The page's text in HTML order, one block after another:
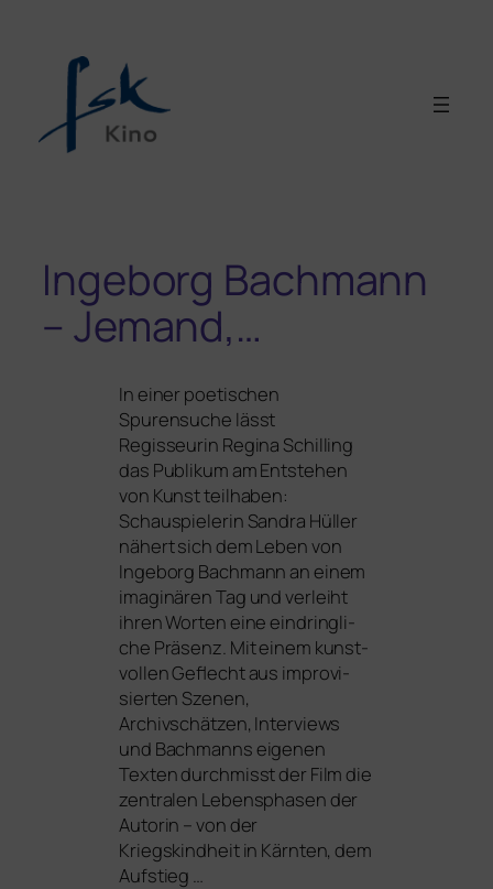
Ingeborg Bachmann
– Jemand,…
In einer poe­ti­schen
Spurensuche lässt
Regisseurin Regina Schilling
das Publikum am Entstehen
von Kunst teil­ha­ben:
Schauspielerin Sandra Hüller
nähert sich dem Leben von
Ingeborg Bachmann an einem
ima­gi­nä­ren Tag und ver­leiht
ihren Worten eine ein­dring­li­
che Präsenz. Mit einem kunst­
vol­len Geflecht aus impro­vi­
sier­ten Szenen,
Archivschätzen, Interviews
und Bachmanns eige­nen
Texten durch­misst der Film die
zen­tra­len Lebensphasen der
Autorin – von der
Kriegskindheit in Kärnten, dem
Aufstieg …